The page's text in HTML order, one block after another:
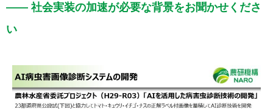
—— 社会実装の加速が必要な背景をお聞かせくださ
い